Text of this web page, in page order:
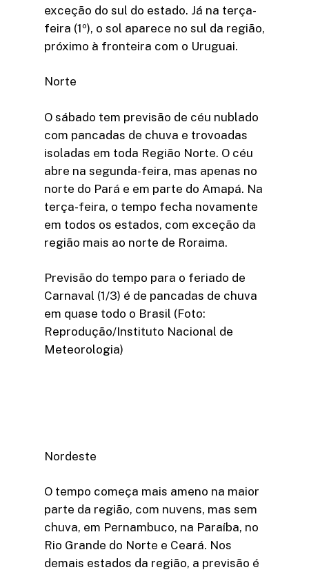
exceção do sul do estado. Já na terça-
feira (1º), o sol aparece no sul da região,
próximo à fronteira com o Uruguai.
Norte
O sábado tem previsão de céu nublado
com pancadas de chuva e trovoadas
isoladas em toda Região Norte. O céu
abre na segunda-feira, mas apenas no
norte do Pará e em parte do Amapá. Na
terça-feira, o tempo fecha novamente
em todos os estados, com exceção da
região mais ao norte de Roraima.
Previsão do tempo para o feriado de
Carnaval (1/3) é de pancadas de chuva
em quase todo o Brasil (Foto:
Reprodução/Instituto Nacional de
Meteorologia)
Nordeste
O tempo começa mais ameno na maior
parte da região, com nuvens, mas sem
chuva, em Pernambuco, na Paraíba, no
Rio Grande do Norte e Ceará. Nos
demais estados da região, a previsão é